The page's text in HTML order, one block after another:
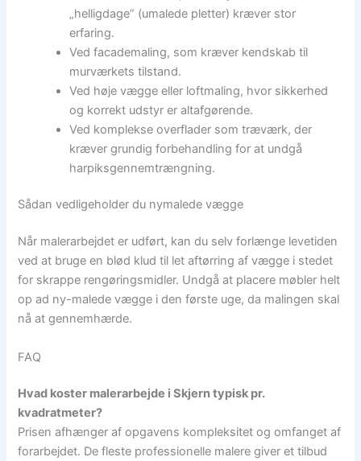
„helligdage” (umalede pletter) kræver stor
erfaring.
Ved facademaling, som kræver kendskab til
murværkets tilstand.
Ved høje vægge eller loftmaling, hvor sikkerhed
og korrekt udstyr er altafgørende.
Ved komplekse overflader som træværk, der
kræver grundig forbehandling for at undgå
harpiksgennemtrængning.
Sådan vedligeholder du nymalede vægge
Når malerarbejdet er udført, kan du selv forlænge levetiden
ved at bruge en blød klud til let aftørring af vægge i stedet
for skrappe rengøringsmidler. Undgå at placere møbler helt
op ad ny-malede vægge i den første uge, da malingen skal
nå at gennemhærde.
FAQ
Hvad koster malerarbejde i Skjern typisk pr.
kvadratmeter?
Prisen afhænger af opgavens kompleksitet og omfanget af
forarbejdet. De fleste professionelle malere giver et tilbud